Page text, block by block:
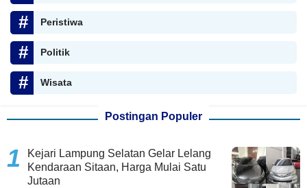
Peristiwa
Politik
Wisata
Postingan Populer
Kejari Lampung Selatan Gelar Lelang
Kendaraan Sitaan, Harga Mulai Satu
Jutaan